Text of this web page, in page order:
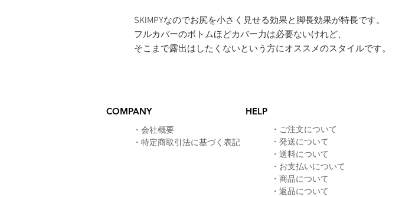
SKIMPYなのでお尻を小さく見せる効果と脚長効果が特長です。
フルカバーのボトムほどカバー力は必要ないけれど、
​そこまで露出はしたくないという方にオススメのスタイルです。
COMPANY HELP
​・ 会社概要
・ 特定商取引法に基づく表記
・ ご注文について
・ 発送について
​・ 送料について
・ お支払いについて
・ 商品について
​・ 返品について